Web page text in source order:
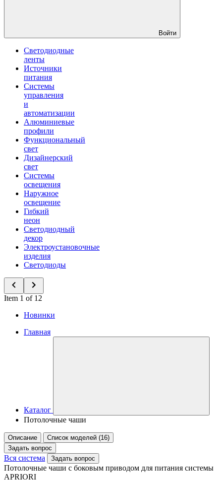
Войти
Светодиодные
ленты
Источники
питания
Системы
управления
и
автоматизации
Алюминиевые
профили
Функциональный
свет
Дизайнерский
свет
Системы
освещения
Наружное
освещение
Гибкий
неон
Светодиодный
декор
Электроустановочные
изделия
Светодиоды
Item 1 of 12
Новинки
Главная
Каталог
Потолочные чаши
Описание
Список моделей (16)
Задать вопрос
Вся система Задать вопрос
Потолочные чаши с боковым приводом для питания системы
APRIORI